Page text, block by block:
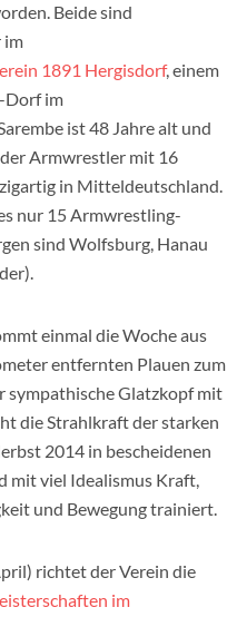
Beide sind
im
1891 Hergisdorf, einem
Dorf im
ist 48 Jahre alt und
Armwrestler mit 16
in Mitteldeutschland.
nur 15 Armwrestling-
sind Wolfsburg, Hanau
einmal die Woche aus
entfernten Plauen zum
sympathische Glatzkopf mit
die Strahlkraft der starken
2014 in bescheidenen
mit viel Idealismus Kraft,
und Bewegung trainiert.
richtet der Verein die
im